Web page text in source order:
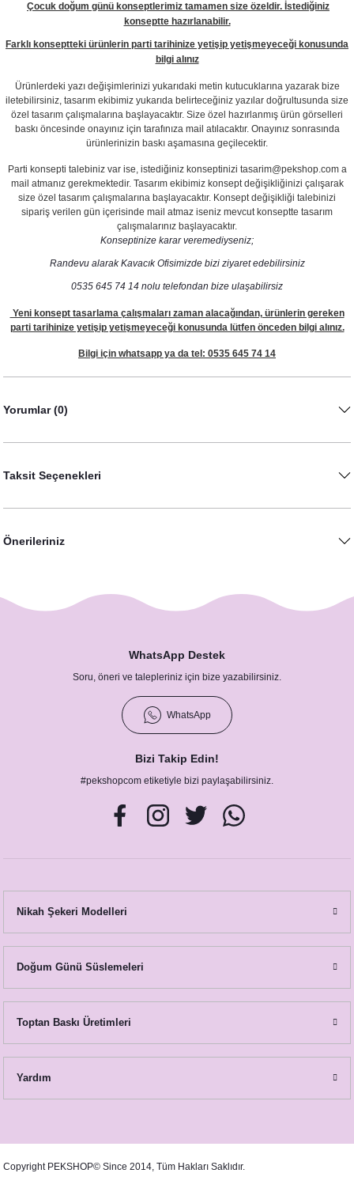
Çocuk doğum günü konseptlerimiz tamamen size özeldir. İstediğiniz
konseptte hazırlanabilir.
Farklı konseptteki ürünlerin parti tarihinize yetişip yetişmeyeceği konusunda
bilgi alınız
Ürünlerdeki yazı değişimlerinizi yukarıdaki metin kutucuklarına yazarak bize
iletebilirsiniz, tasarım ekibimiz yukarıda belirteceğiniz yazılar doğrultusunda size
özel tasarım çalışmalarına başlayacaktır. Size özel hazırlanmış ürün görselleri
baskı öncesinde onayınız için tarafınıza mail atılacaktır. Onayınız sonrasında
ürünlerinizin baskı aşamasına geçilecektir.
Parti konsepti talebiniz var ise, istediğiniz konseptinizi tasarim@pekshop.com a
mail atmanız gerekmektedir. Tasarım ekibimiz konsept değişikliğinizi çalışarak
size özel tasarım çalışmalarına başlayacaktır. Konsept değişikliği talebinizi
sipariş verilen gün içerisinde mail atmaz iseniz mevcut konseptte tasarım
çalışmalarınız başlayacaktır.
Konseptinize karar veremediyseniz;
Randevu alarak Kavacık Ofisimizde bizi ziyaret edebilirsiniz
0535 645 74 14 nolu telefondan bize ulaşabilirsiz
Yeni konsept tasarlama çalışmaları zaman alacağından, ürünlerin gereken
parti tarihinize yetişip yetişmeyeceği konusunda lütfen önceden bilgi alınız.
Bilgi için whatsapp ya da tel: 0535 645 74 14
Yorumlar (0)
Taksit Seçenekleri
Önerileriniz
WhatsApp Destek
Soru, öneri ve talepleriniz için bize yazabilirsiniz.
WhatsApp
Bizi Takip Edin!
#pekshopcom etiketiyle bizi paylaşabilirsiniz.
Nikah Şekeri Modelleri
Doğum Günü Süslemeleri
Toptan Baskı Üretimleri
Yardım
Copyright PEKSHOP© Since 2014, Tüm Hakları Saklıdır.